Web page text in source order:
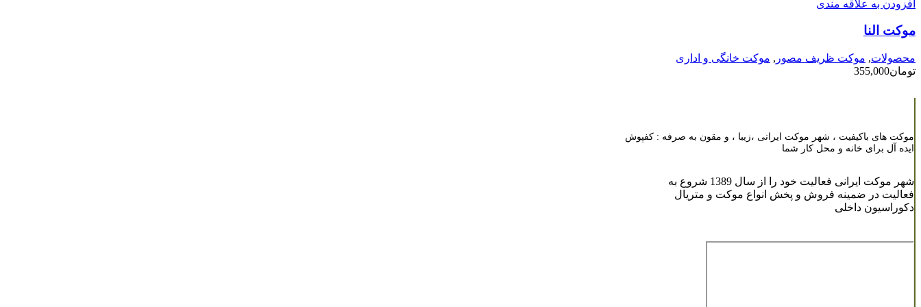
افزودن به علاقه مندی
موکت النا
محصولات, موکت ظریف مصور , موکت خانگی و اداری
تومان355,000
موکت های باکیفیت ، شهر موکت ایرانی ،زیبا ، و مقون به صرفه : کفپوش
ایده آل برای خانه و محل کار شما
شهر موکت ایرانی فعالیت خود را از سال 1389 شروع به
فعالیت در ضمینه فروش و پخش انواع موکت و متریال
دکوراسیون داخلی